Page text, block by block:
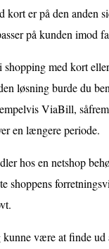
kort er på den anden
på kunden imod
shopping med kort
løsning burde du
ViaBill,
en længere periode.
hos en netshop
shoppens
kunne være at finde ud